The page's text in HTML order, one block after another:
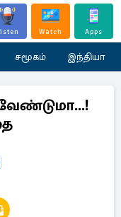
Watch Apps
சமூகம் இந்தியா